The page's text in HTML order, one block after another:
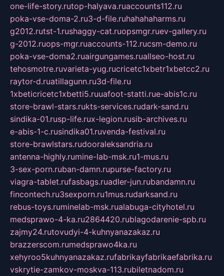
one-life-story.rutop-halyava.ruaccounts112.ru
poka-vse-doma-2.ru3-d-file.ruhahahaharms.ru
g2012.rutst-1.rushaggy-cat.ruopsmgr.ruev-gallery.ru
g-2012.ruops-mgr.ruaccounts-112.rucsm-demo.ru
poka-vse-doma2.ruairgungames.ruallseo-host.ru
tehosmotre.ruvarieta-yug.rucricetc1xbetr1xbetcc2.ru
raytor-d.ruatillagunn.ru3d-file.ru
1xbeticricetc1xbetti5.ruuafoot-statti.rue-abis1c.ru
store-brawl-stars.rukts-services.rudark-sand.ru
sindika-01.rusp-life.rux-legion.rusib-archives.ru
e-abis-1-c.rusindika01.ruvenda-festival.ru
store-brawlstars.rudooraleksandria.ru
antenna-highly.rumine-lab-msk.ru1-mus.ru
3-sex-porn.ruban-damn.rupurse-factory.ru
viagra-tablet.rufasbags.ruadler-jun.rubandamn.ru
fincontech.ru3sexporn.ru1mus.rudarksand.ru
rebus-toys.ruminelab-msk.rualabuga-cityhotel.ru
medsprawo-4-ka.ru2864420.rublagodarenie-spb.ru
zajmy24.rutovudyi-4-kuhnyanazakaz.ru
brazzerscom.rumedsprawo4ka.ru
xehyroo5kuhnyanazakaz.rufabrikayfabrikaefabrika.ru
vskrytie-zamkov-moskva-113.rubiletnadom.ru